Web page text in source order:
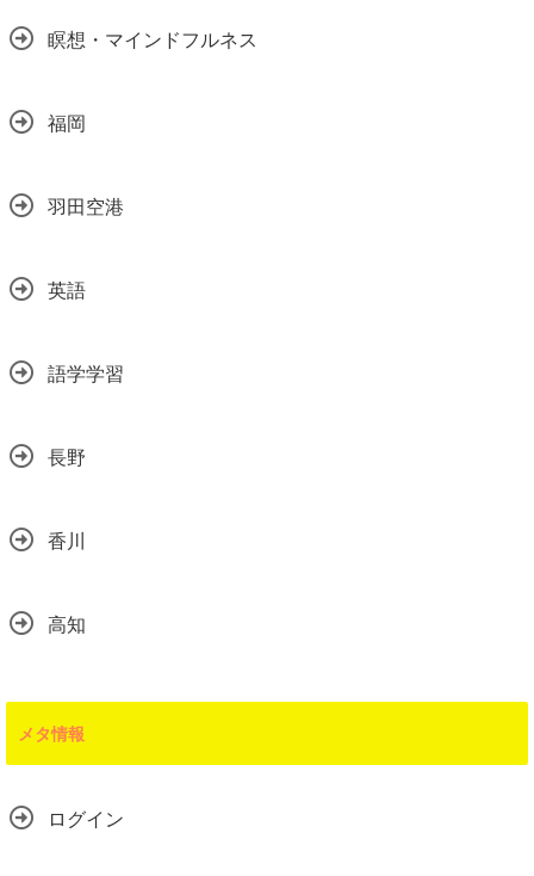
瞑想・マインドフルネス
福岡
羽田空港
英語
語学学習
長野
香川
高知
メタ情報
ログイン